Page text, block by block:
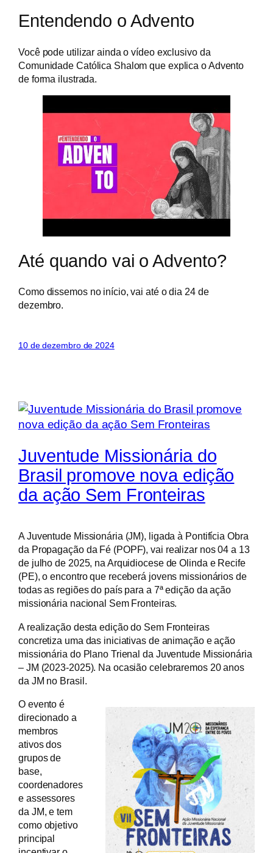
Entendendo o Advento
Você pode utilizar ainda o vídeo exclusivo da
Comunidade Católica Shalom que explica o Advento
de forma ilustrada.
Até quando vai o Advento?
Como dissemos no início, vai até o dia 24 de
dezembro.
10 de dezembro de 2024
Juventude Missionária do
Brasil promove nova edição
da ação Sem Fronteiras
A Juventude Missionária (JM), ligada à Pontifícia Obra
da Propagação da Fé (POPF), vai realizar nos 04 a 13
de julho de 2025, na Arquidiocese de Olinda e Recife
(PE), o encontro que receberá jovens missionários de
todas as regiões do país para a 7ª edição da ação
missionária nacional Sem Fronteiras.
A realização desta edição do Sem Fronteiras
concretiza uma das iniciativas de animação e ação
missionária do Plano Trienal da Juventude Missionária
– JM (2023-2025). Na ocasião celebraremos 20 anos
da JM no Brasil.
O evento é
direcionado a
membros
ativos dos
grupos de
base,
coordenadores
e assessores
da JM, e tem
como objetivo
principal